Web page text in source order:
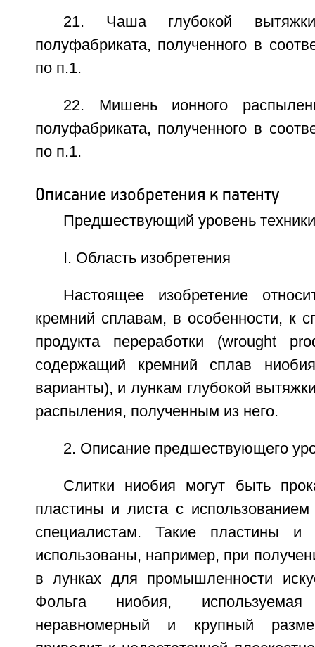
21. Чаша глубокой
полуфабриката, полученного в
по п.1.
22. Мишень ионного
полуфабриката, полученного в
по п.1.
Описание изобретения к патенту
Предшествующий уровень техники
I. Область изобретения
Настоящее изобретение
кремний сплавам, в особенности, к
продукта переработки (wrought
содержащий кремний сплав
варианты), и лункам глубокой
распыления, полученным из него.
2. Описание предшествующего
Слитки ниобия могут быть
пластины и листа с
специалистам. Такие пластины
использованы, например, при
в лунках для промышленности
Фольга ниобия,
неравномерный и крупный